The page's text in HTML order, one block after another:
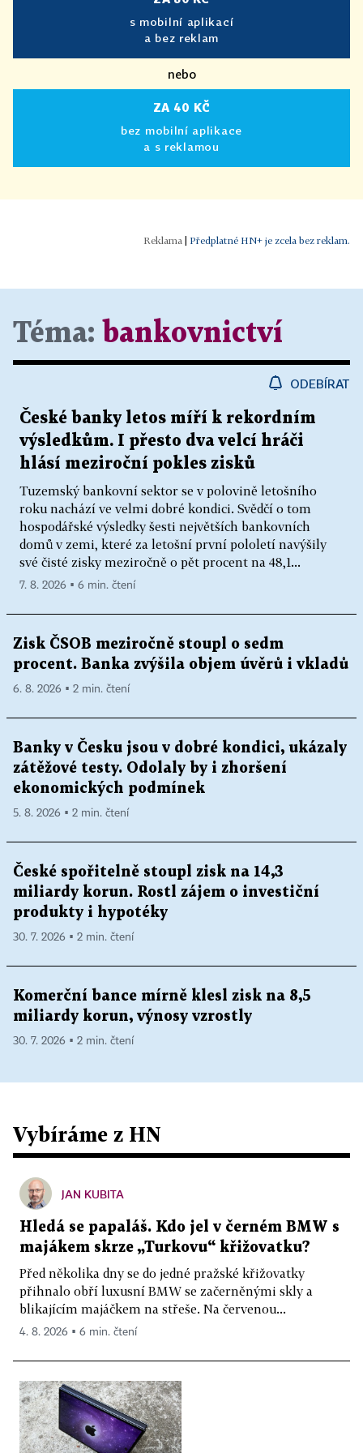
s mobilní aplikací
a bez reklam
nebo
ZA 40 KČ
bez mobilní aplikace
a s reklamou
Předplatné HN+ je zcela bez reklam.
Téma: bankovnictví
ODEBÍRAT
České banky letos míří k rekordním
výsledkům. I přesto dva velcí hráči
hlásí meziroční pokles zisků
Tuzemský bankovní sektor se v polovině letošního
roku nachází ve velmi dobré kondici. Svědčí o tom
hospodářské výsledky šesti největších bankovních
domů v zemi, které za letošní první pololetí navýšily
své čisté zisky meziročně o pět procent na 48,1...
7. 8. 2026 ▪ 6 min. čtení
Zisk ČSOB meziročně stoupl o sedm
procent. Banka zvýšila objem úvěrů i vkladů
6. 8. 2026 ▪ 2 min. čtení
Banky v Česku jsou v dobré kondici, ukázaly
zátěžové testy. Odolaly by i zhoršení
ekonomických podmínek
5. 8. 2026 ▪ 2 min. čtení
České spořitelně stoupl zisk na 14,3
miliardy korun. Rostl zájem o investiční
produkty i hypotéky
30. 7. 2026 ▪ 2 min. čtení
Komerční bance mírně klesl zisk na 8,5
miliardy korun, výnosy vzrostly
30. 7. 2026 ▪ 2 min. čtení
Vybíráme z HN
JAN KUBITA
Hledá se papaláš. Kdo jel v černém BMW s
majákem skrze „Turkovu“ křižovatku?
Před několika dny se do jedné pražské křižovatky
přihnalo obří luxusní BMW se začerněnými skly a
blikajícím majáčkem na střeše. Na červenou...
4. 8. 2026 ▪ 6 min. čtení